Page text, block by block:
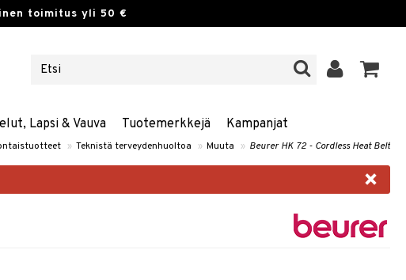
toimitus yli 50 €
Lapsi & Vauva Tuotemerkkejä Kampanjat
» Teknistä terveydenhuoltoa » Muuta » Beurer HK 72 - Cordless Heat Belt
×